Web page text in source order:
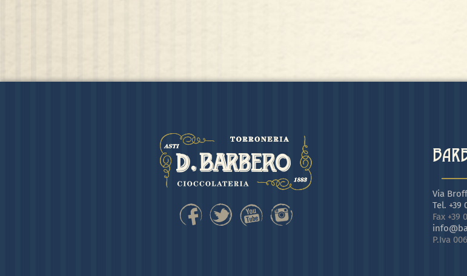
Via
Tel. +39
Fax +39
P.Iva